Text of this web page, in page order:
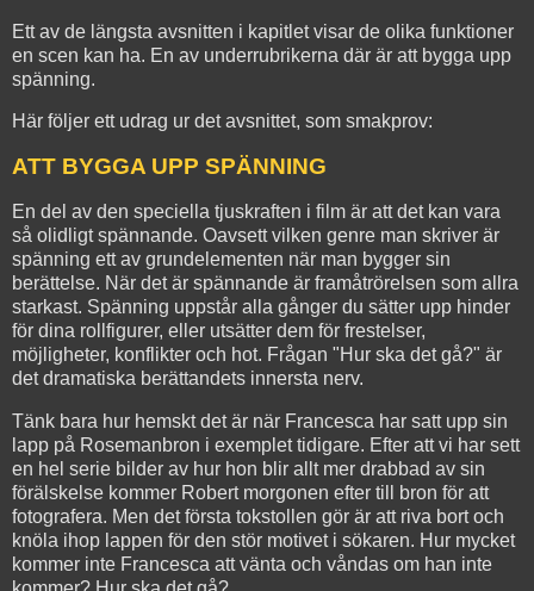
Ett av de längsta avsnitten i kapitlet visar de olika funktioner
en scen kan ha. En av underrubrikerna där är att bygga upp
spänning.
Här följer ett udrag ur det avsnittet, som smakprov:
ATT BYGGA UPP SPÄNNING
En del av den speciella tjuskraften i film är att det kan vara
så olidligt spännande. Oavsett vilken genre man skriver är
spänning ett av grundelementen när man bygger sin
berättelse. När det är spännande är framåtrörelsen som allra
starkast. Spänning uppstår alla gånger du sätter upp hinder
för dina rollfigurer, eller utsätter dem för frestelser,
möjligheter, konflikter och hot. Frågan "Hur ska det gå?" är
det dramatiska berättandets innersta nerv.
Tänk bara hur hemskt det är när Francesca har satt upp sin
lapp på Rosemanbron i exemplet tidigare. Efter att vi har sett
en hel serie bilder av hur hon blir allt mer drabbad av sin
förälskelse kommer Robert morgonen efter till bron för att
fotografera. Men det första tokstollen gör är att riva bort och
knöla ihop lappen för den stör motivet i sökaren. Hur mycket
kommer inte Francesca att vänta och våndas om han inte